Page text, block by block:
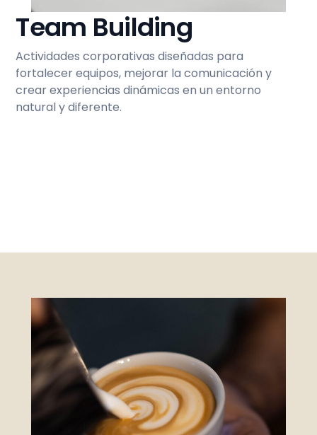
Team Building
Actividades corporativas diseñadas para
fortalecer equipos, mejorar la comunicación y
crear experiencias dinámicas en un entorno
natural y diferente.